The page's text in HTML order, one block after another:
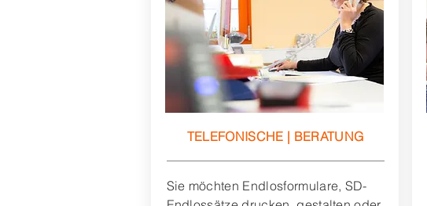
TELEFONISCHE | BERATUNG
Sie möchten Endlosformulare, SD-